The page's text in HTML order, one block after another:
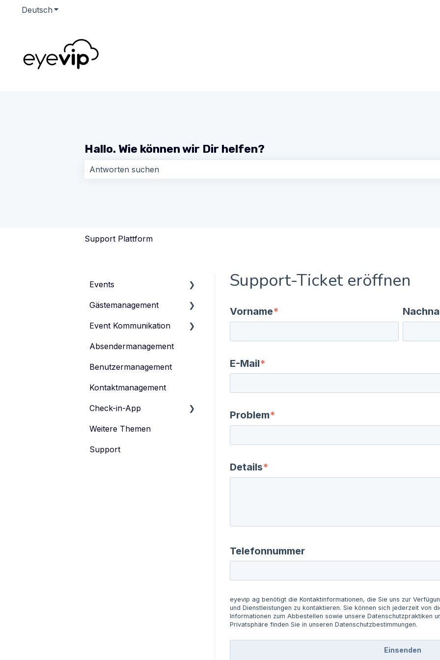
Deutsch Untermenü für Übersetzungen anzeigen
Hallo. Wie können wir Dir helfen?
Support Plattform
Support-Ticket eröffnen
Vorname*
E-Mail*
Problem*
Details*
Telefonnummer
eyevip ag benötigt die Kontaktinformationen, die Sie uns zur
und Dienstleistungen zu kontaktieren. Sie können sich jederzeit von
Informationen zum Abbestellen sowie unsere Datenschutzpraktiken
Privatsphäre finden Sie in unseren Datenschutzbestimmungen.
Events
Events verwalten
Event-Typen
Event-Team verwalten
Gästemanagement
Gästeliste verwalten
Gästedaten verwalten
Anmeldeformular
Tickets verwalten
Datenschutz
Event Kommunikation
Inhalte erstellen und
Absendermanagement
Benutzermanagement
Kontaktmanagement
Check-in-App
eyevip Check-in
eyevip Check-in+
Weitere Themen
Support